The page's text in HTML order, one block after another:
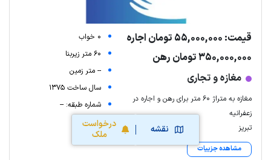
نقشه
درخواست
ملک
قیمت: 55,000,000 تومان اجاره
350,000,000 تومان رهن
مغازه و تجاری
مغازه به متراژ ۶۰ متر برای رهن و اجاره در
زعفرانیه
تبریز
مشاهده جزییات
0 خواب
60 متر زیربنا
-- متر زمین
سال ساخت 1375
شماره طبقه: --